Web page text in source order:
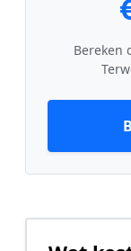
Bereken